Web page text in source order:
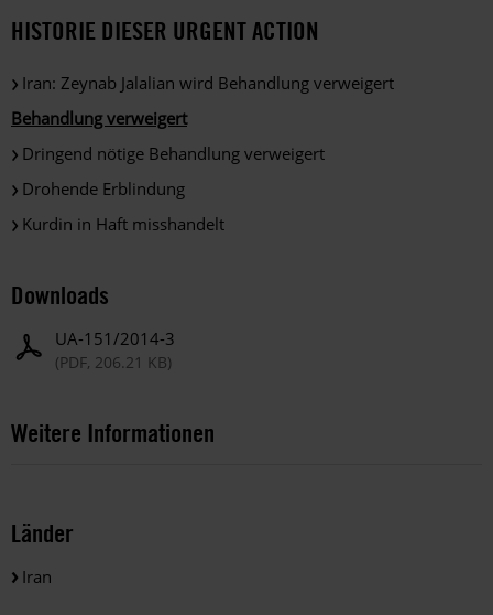
HISTORIE DIESER URGENT ACTION
Iran: Zeynab Jalalian wird Behandlung verweigert
Behandlung verweigert
Dringend nötige Behandlung verweigert
Drohende Erblindung
Kurdin in Haft misshandelt
Downloads
UA-151/2014-3
(PDF, 206.21 KB)
Weitere Informationen
Länder
Iran